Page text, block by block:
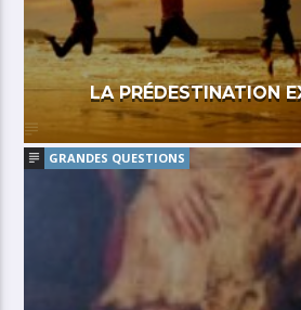
LA PRÉDESTINATION
GRANDES QUESTIONS